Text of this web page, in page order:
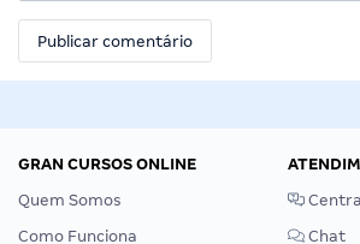
GRAN CURSOS ONLINE
Quem Somos
Como Funciona
Chat